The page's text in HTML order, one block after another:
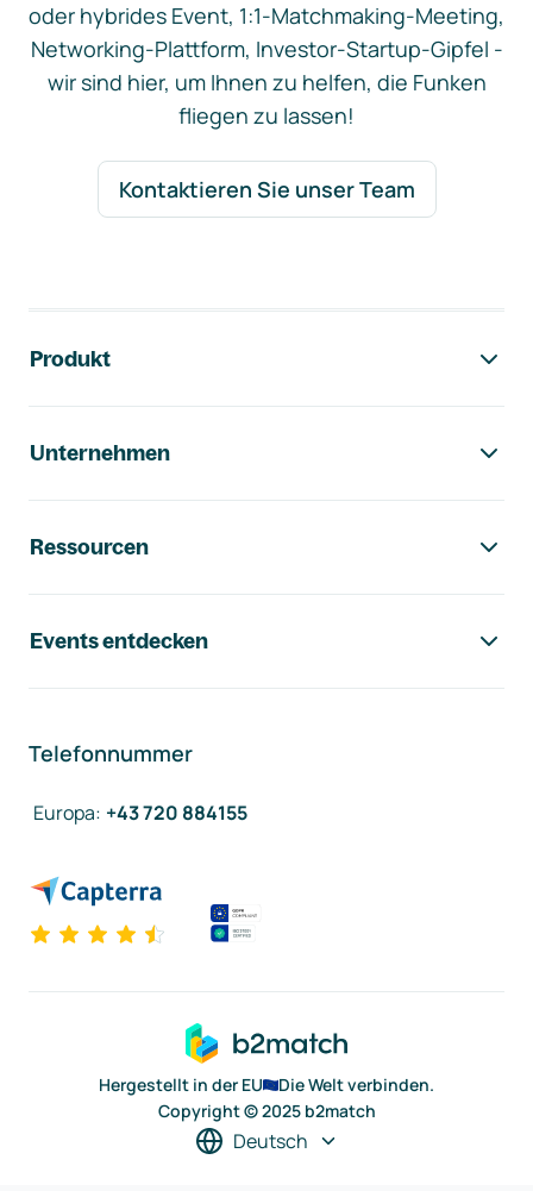
oder hybrides Event, 1:1-Matchmaking-Meeting,
Networking-Plattform, Investor-Startup-Gipfel -
wir sind hier, um Ihnen zu helfen, die Funken
fliegen zu lassen!
Kontaktieren Sie unser Team
Produkt
Unternehmen
Ressourcen
Events entdecken
Telefonnummer
Europa: +43 720 884155
Hergestellt in der EU
Die Welt verbinden.
Copyright © 2025 b2match
Deutsch